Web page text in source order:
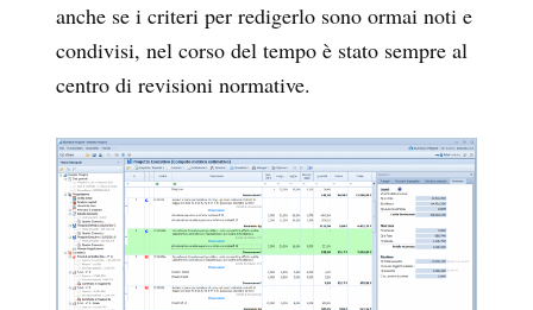
anche se i criteri per redigerlo sono ormai noti e
condivisi, nel corso del tempo è stato sempre al
centro di revisioni normative.